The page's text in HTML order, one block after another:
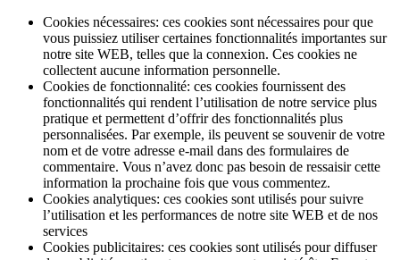
Cookies nécessaires: ces cookies sont nécessaires pour que
vous puissiez utiliser certaines fonctionnalités importantes sur
notre site WEB, telles que la connexion. Ces cookies ne
collectent aucune information personnelle.
Cookies de fonctionnalité: ces cookies fournissent des
fonctionnalités qui rendent l’utilisation de notre service plus
pratique et permettent d’offrir des fonctionnalités plus
personnalisées. Par exemple, ils peuvent se souvenir de votre
nom et de votre adresse e-mail dans des formulaires de
commentaire. Vous n’avez donc pas besoin de ressaisir cette
information la prochaine fois que vous commentez.
Cookies analytiques: ces cookies sont utilisés pour suivre
l’utilisation et les performances de notre site WEB et de nos
services
Cookies publicitaires: ces cookies sont utilisés pour diffuser